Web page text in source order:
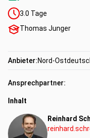
3.0 Tage
Thomas Junger
Anbieter:Nord-
Ansprechpartner:
Inhalt
Reinhard